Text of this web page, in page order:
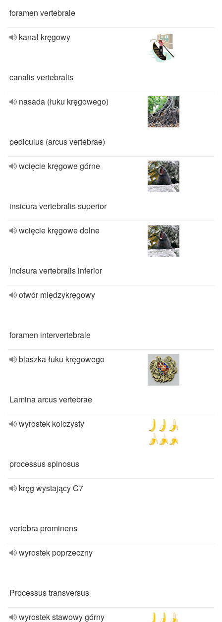
foramen vertebrale
kanał kręgowy
canalis vertebralis
nasada (łuku kręgowego)
pediculus (arcus vertebrae)
wcięcie kręgowe górne
insicura vertebralis superior
wcięcie kręgowe dolne
incisura vertebralis inferior
otwór międzykręgowy
foramen intervertebrale
blaszka łuku kręgowego
Lamina arcus vertebrae
wyrostek kolczysty
processus spinosus
kręg wystający C7
vertebra prominens
wyrostek poprzeczny
Processus transversus
wyrostek stawowy górny